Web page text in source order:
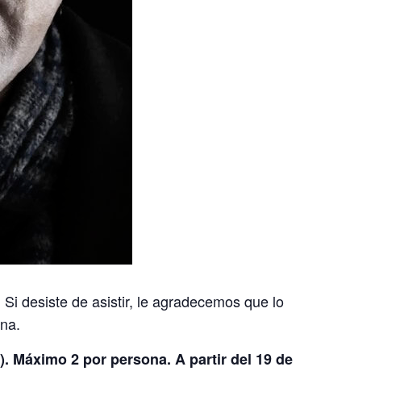
desiste de asistir, le agradecemos que lo
2 por persona. A partir del 19 de